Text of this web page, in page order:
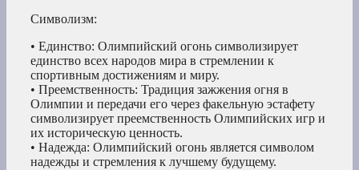
Символизм:
• Единство: Олимпийский огонь символизирует
единство всех народов мира в стремлении к
спортивным достижениям и миру.
• Преемственность: Традиция зажжения огня в
Олимпии и передачи его через факельную эстафету
символизирует преемственность Олимпийских игр и
их историческую ценность.
• Надежда: Олимпийский огонь является символом
надежды и стремления к лучшему будущему.